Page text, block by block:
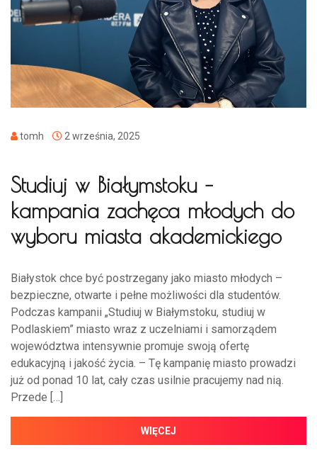
tomh 2 września, 2025
Studiuj w Białymstoku –
kampania zachęca młodych do
wyboru miasta akademickiego
Białystok chce być postrzegany jako miasto młodych –
bezpieczne, otwarte i pełne możliwości dla studentów.
Podczas kampanii „Studiuj w Białymstoku, studiuj w
Podlaskiem” miasto wraz z uczelniami i samorządem
województwa intensywnie promuje swoją ofertę
edukacyjną i jakość życia. – Tę kampanię miasto prowadzi
już od ponad 10 lat, cały czas usilnie pracujemy nad nią.
Przede […]
WIĘCEJ